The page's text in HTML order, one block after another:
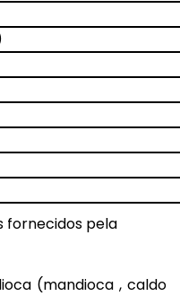
fornecidos pela
(mandioca , caldo